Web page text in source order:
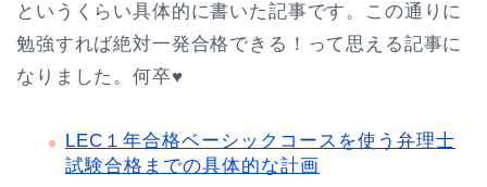
というくらい具体的に書いた記事です。この通りに
勉強すれば絶対一発合格できる！って思える記事に
なりました。何卒♥
LEC１年合格ベーシックコースを使う弁理士
試験合格までの具体的な計画